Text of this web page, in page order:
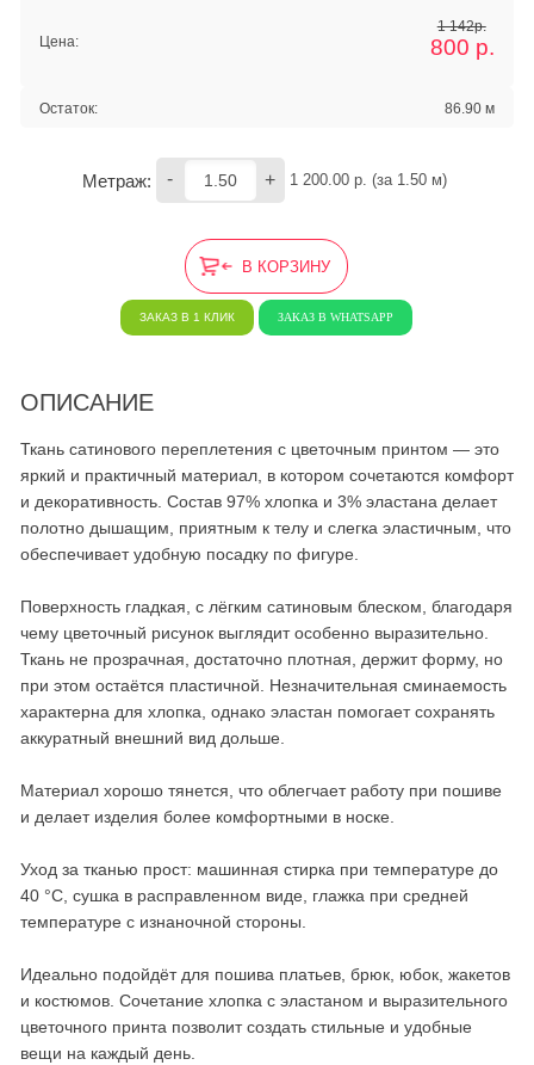
Цена:
1 142р.
800 р.
Остаток: 86.90 м
Метраж: - + 1 200.00 р. (за 1.50 м)
В КОРЗИНУ
ЗАКАЗ В 1 КЛИК ЗАКАЗ В WHATSAPP
ОПИСАНИЕ
Ткань сатинового переплетения с цветочным принтом — это
яркий и практичный материал, в котором сочетаются комфорт
и декоративность. Состав 97% хлопка и 3% эластана делает
полотно дышащим, приятным к телу и слегка эластичным, что
обеспечивает удобную посадку по фигуре.
Поверхность гладкая, с лёгким сатиновым блеском, благодаря
чему цветочный рисунок выглядит особенно выразительно.
Ткань не прозрачная, достаточно плотная, держит форму, но
при этом остаётся пластичной. Незначительная сминаемость
характерна для хлопка, однако эластан помогает сохранять
аккуратный внешний вид дольше.
Материал хорошо тянется, что облегчает работу при пошиве
и делает изделия более комфортными в носке.
Уход за тканью прост: машинная стирка при температуре до
40 °C, сушка в расправленном виде, глажка при средней
температуре с изнаночной стороны.
Идеально подойдёт для пошива платьев, брюк, юбок, жакетов
и костюмов. Сочетание хлопка с эластаном и выразительного
цветочного принта позволит создать стильные и удобные
вещи на каждый день.